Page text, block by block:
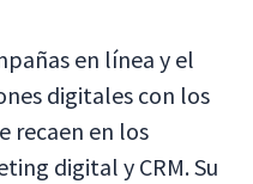
en línea y el
digitales con los
recaen en los
digital y CRM. Su